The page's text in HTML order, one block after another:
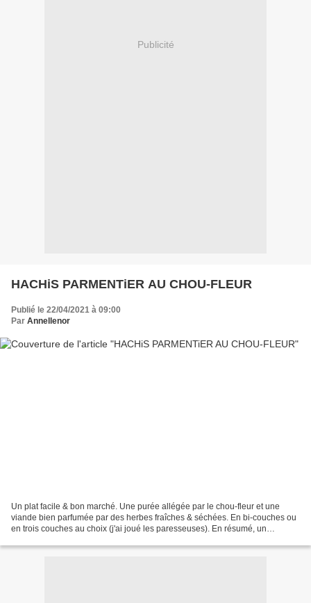
Publicité
HACHiS PARMENTiER AU CHOU-FLEUR
Publié le 22/04/2021 à 09:00
Par Annellenor
Un plat facile & bon marché. Une purée allégée par le chou-fleur et une
viande bien parfumée par des herbes fraîches & séchées. En bi-couches ou
en trois couches au choix (j'ai joué les paresseuses). En résumé, un